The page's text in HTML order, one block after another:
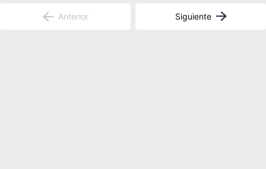
Anterior Siguiente